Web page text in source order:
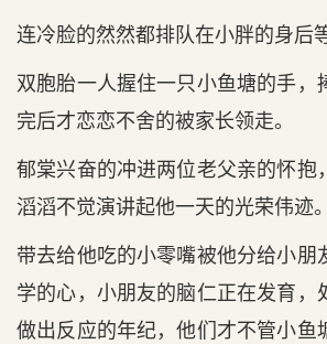
连冷脸的然然都排队在小胖的身后
双胞胎一人握住一只小鱼塘的手，
完后才恋恋不舍的被家长领走。
郁棠兴奋的冲进两位老父亲的怀抱
滔滔不觉演讲起他一天的光荣伟迹。
带去给他吃的小零嘴被他分给小朋
学的心，小朋友的脑仁正在发育，
做出反应的年纪，他们才不管小鱼